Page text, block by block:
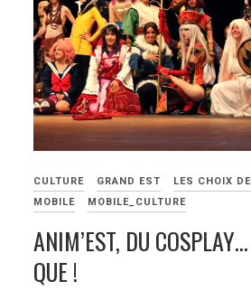
CULTURE GRAND EST
LES CHOIX
MOBILE
MOBILE_CULTURE
ANIM’EST, DU
QUE !